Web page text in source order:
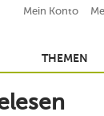
Mein Konto
THEMEN